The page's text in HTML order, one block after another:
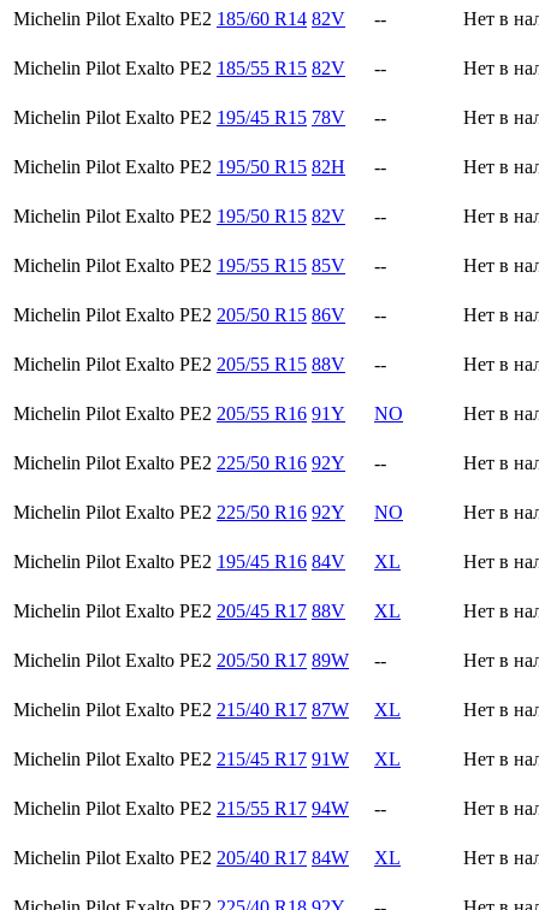
Michelin Pilot Exalto PE2 185/60 R14 82V -- Нет в
Michelin Pilot Exalto PE2 185/55 R15 82V -- Нет в
Michelin Pilot Exalto PE2 195/45 R15 78V -- Нет в
Michelin Pilot Exalto PE2 195/50 R15 82H -- Нет в
Michelin Pilot Exalto PE2 195/50 R15 82V -- Нет в
Michelin Pilot Exalto PE2 195/55 R15 85V -- Нет в
Michelin Pilot Exalto PE2 205/50 R15 86V -- Нет в
Michelin Pilot Exalto PE2 205/55 R15 88V -- Нет в
Michelin Pilot Exalto PE2 205/55 R16 91Y NO Нет в
Michelin Pilot Exalto PE2 225/50 R16 92Y -- Нет в
Michelin Pilot Exalto PE2 225/50 R16 92Y NO Нет в
Michelin Pilot Exalto PE2 195/45 R16 84V XL Нет в
Michelin Pilot Exalto PE2 205/45 R17 88V XL Нет в
Michelin Pilot Exalto PE2 205/50 R17 89W -- Нет в
Michelin Pilot Exalto PE2 215/40 R17 87W XL Нет в
Michelin Pilot Exalto PE2 215/45 R17 91W XL Нет в
Michelin Pilot Exalto PE2 215/55 R17 94W -- Нет в
Michelin Pilot Exalto PE2 205/40 R17 84W XL Нет в